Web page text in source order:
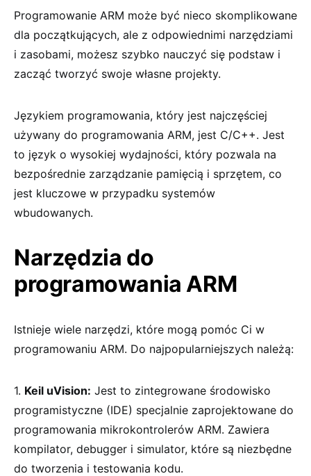
Programowanie ARM może być nieco skomplikowane
dla początkujących, ale z odpowiednimi narzędziami
i zasobami, możesz szybko nauczyć się podstaw i
zacząć tworzyć swoje własne projekty.
Językiem programowania, który jest najczęściej
używany do programowania ARM, jest C/C++. Jest
to język o wysokiej wydajności, który pozwala na
bezpośrednie zarządzanie pamięcią i sprzętem, co
jest kluczowe w przypadku systemów
wbudowanych.
Narzędzia do
programowania ARM
Istnieje wiele narzędzi, które mogą pomóc Ci w
programowaniu ARM. Do najpopularniejszych należą:
1. Keil uVision: Jest to zintegrowane środowisko
programistyczne (IDE) specjalnie zaprojektowane do
programowania mikrokontrolerów ARM. Zawiera
kompilator, debugger i simulator, które są niezbędne
do tworzenia i testowania kodu.